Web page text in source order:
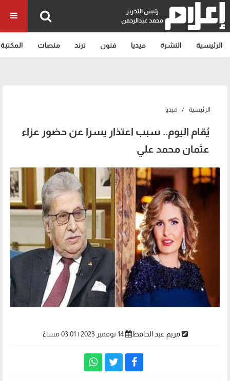
رئيس التحرير
محمد عبدالرحمن
الرئيسية النشرة ميديا فنون ترند منصات المكتبة
الرئيسية ميديا
يُقام اليوم.. سبب اعتذار يسرا عن حضور عزاء
عثمان محمد علي
مريم عبد الحافظ 14 نوفمبر 2023 | 03:01 مساءً